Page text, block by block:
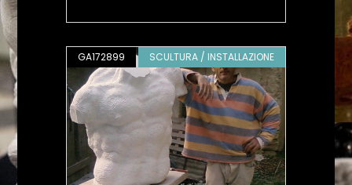
GA172899 SCULTURA / INSTALLAZIONE